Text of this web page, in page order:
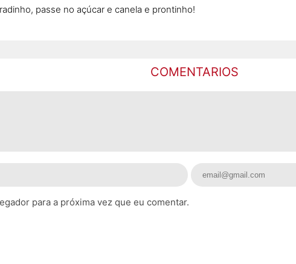
passe no açúcar e canela e prontinho!
COMENTARIOS
para a próxima vez que eu comentar.